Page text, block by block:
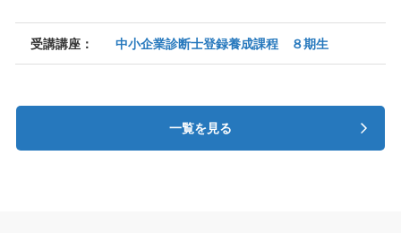
に・・・そのサポートをできる中小企業
企業診断を持って体得した実務者となる
対策だけに費やす時間と費用を短縮した
受講講座： 中小企業診断士登録養成課程 ８期生
一覧を見る